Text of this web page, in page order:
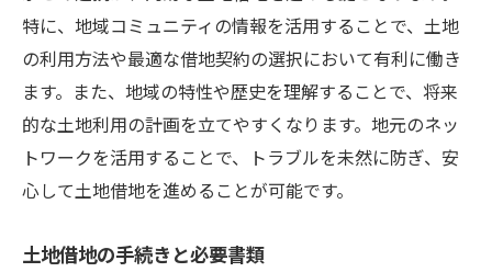
特に、地域コミュニティの情報を活用することで、土地
の利用方法や最適な借地契約の選択において有利に働き
ます。また、地域の特性や歴史を理解することで、将来
的な土地利用の計画を立てやすくなります。地元のネッ
トワークを活用することで、トラブルを未然に防ぎ、安
心して土地借地を進めることが可能です。
土地借地の手続きと必要書類